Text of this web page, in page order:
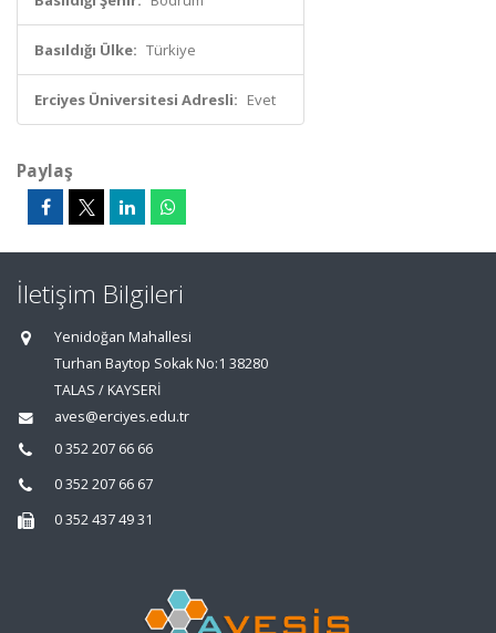
Basıldığı Ülke: Türkiye
Erciyes Üniversitesi Adresli: Evet
Paylaş
İletişim Bilgileri
Yenidoğan Mahallesi
Turhan Baytop Sokak No:1 38280
TALAS / KAYSERİ
aves@erciyes.edu.tr
0 352 207 66 66
0 352 207 66 67
0 352 437 49 31